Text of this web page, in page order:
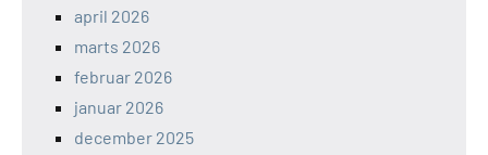
april 2026
marts 2026
februar 2026
januar 2026
december 2025